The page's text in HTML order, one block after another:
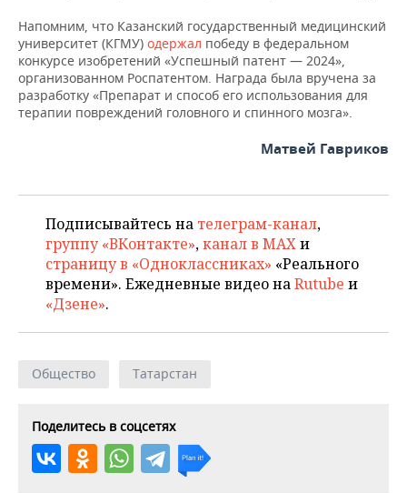
ВОДНЫЕ ВИДЫ СПОРТА
ХОККЕЙ С МЯЧОМ
ОБРАЗОВАНИЕ
ПРОИСШЕСТВИЯ
Напомним, что Казанский государственный медицинский
университет (КГМУ) одержал победу в федеральном
конкурсе изобретений «Успешный патент — 2024»,
организованном Роспатентом. Награда была вручена за
разработку «Препарат и способ его использования для
терапии повреждений головного и спинного мозга».
Матвей Гавриков
Подписывайтесь на телеграм-канал,
группу «ВКонтакте»,канал в MAXи
страницу в «Одноклассниках» «Реального
времени». Ежедневные видео наRutube и
«Дзене».
Общество Татарстан
Поделитесь в соцсетях